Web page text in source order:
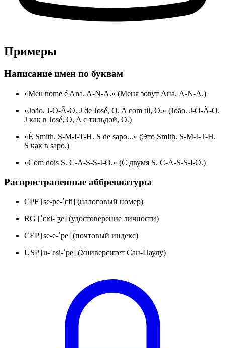
Примеры
Написание имен по буквам
«Meu nome é Ana. A-N-A.» (Меня зовут Ана. A-N-A.)
«João. J-O-Ã-O. J de José, O, A com til, O.» (João. J-O-Ã-O.
J как в José, O, A с тильдой, O.)
«É Smith. S-M-I-T-H. S de sapo...» (Это Smith. S-M-I-T-H.
S как в sapo.)
«Com dois S. C-A-S-S-I-O.» (С двумя S. C-A-S-S-I-O.)
Распространенные аббревиатуры
CPF [se-pe-ˈɛfi] (налоговый номер)
RG [ˈɛʁi-ˈʒe] (удостоверение личности)
CEP [se-e-ˈpe] (почтовый индекс)
USP [u-ˈɛsi-ˈpe] (Университет Сан-Паулу)